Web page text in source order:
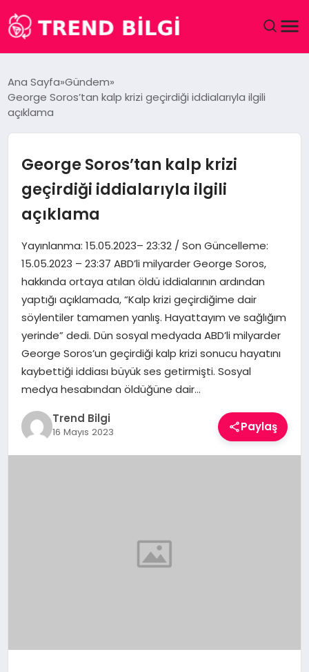
DÜNYA
EKONOMI
MAGAZIN
SAĞLIK
SPOR
TEKNOLOJI
YAŞAM
Ana Sayfa Gündem
George Soros’tan kalp krizi geçirdiği iddialarıyla ilgili
açıklama
George Soros’tan kalp krizi
geçirdiği iddialarıyla ilgili
açıklama
Yayınlanma: 15.05.2023– 23:32 / Son Güncelleme:
15.05.2023 – 23:37 ABD’li milyarder George Soros,
hakkında ortaya atılan öldü iddialarının ardından
yaptığı açıklamada, “Kalp krizi geçirdiğime dair
söylentiler tamamen yanlış. Hayattayım ve sağlığım
yerinde” dedi. Dün sosyal medyada ABD’li milyarder
George Soros’un geçirdiği kalp krizi sonucu hayatını
kaybettiği iddiası büyük ses getirmişti. Sosyal
medya hesabından öldüğüne dair…
Trend Bilgi
16 Mayıs 2023 Paylaş